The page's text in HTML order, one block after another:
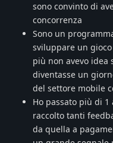
sono convinto di
concorrenza
Sono un
sviluppare un
più non avevo idea
diventasse un
del settore mobile
Ho passato più di
raccolto tanti
da quella a